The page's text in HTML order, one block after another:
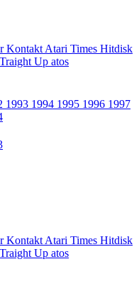
Kontakt Atari Times Hitdisk
Up atos
1993 1994 1995 1996 1997
Kontakt Atari Times Hitdisk
Up atos